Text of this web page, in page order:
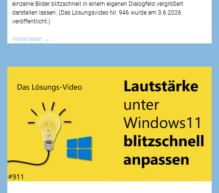
einzelne Bilder blitzschnell in einem eigenen Dialogfeld vergrößert
darstellen lassen. (Das Lösungsvideo Nr. 946 wurde am 3.6.2026
veröffentlicht.)
Weiterlesen →